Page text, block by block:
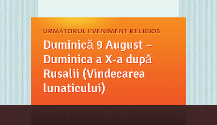
URMĂTORUL EVENIMENT RELIGIOS
Duminică 9 August –
Duminica a X-a după
Rusalii (Vindecarea
lunaticului)